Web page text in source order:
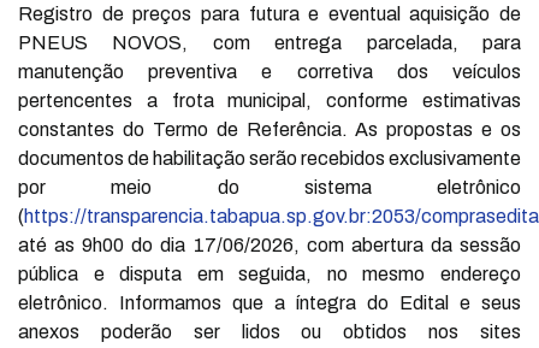
Registro de preços para futura e eventual aquisição de
PNEUS NOVOS, com entrega parcelada, para
manutenção preventiva e corretiva dos veículos
pertencentes a frota municipal, conforme estimativas
constantes do Termo de Referência. As propostas e os
documentos de habilitação serão recebidos exclusivamente
por meio do sistema eletrônico
(https://transparencia.tabapua.sp.gov.br:2053/
até as 9h00 do dia 17/06/2026, com abertura da sessão
pública e disputa em seguida, no mesmo endereço
eletrônico. Informamos que a íntegra do Edital e seus
anexos poderão ser lidos ou obtidos nos sites